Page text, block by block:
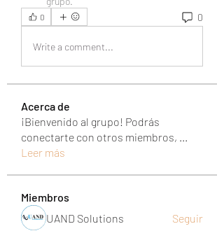
0 0
Write a comment...
Acerca de
¡Bienvenido al grupo! Podrás
conectarte con otros miembros, ...
Leer más
Miembros
UAND Solutions
Seguir